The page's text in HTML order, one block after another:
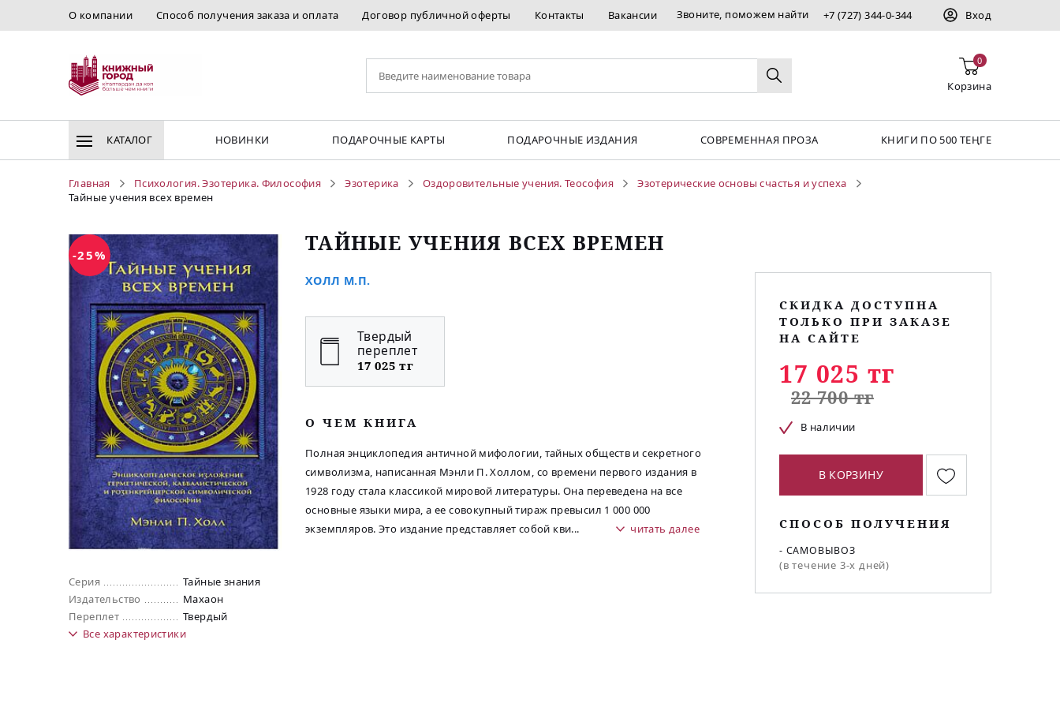
О компании Способ получения заказа и оплата Договор публичной оферты Контакты Вакансии Звоните, поможем найти +7 (727) 344-0-344 Вход
0
Корзина
КАТАЛОГ НОВИНКИ ПОДАРОЧНЫЕ КАРТЫ ПОДАРОЧНЫЕ ИЗДАНИЯ СОВРЕМЕННАЯ ПРОЗА КНИГИ ПО 500 ТЕҢГЕ
Главная Психология. Эзотерика. Философия Эзотерика Оздоровительные учения. Теософия
Эзотерические основы счастья и успеха
Тайные учения всех времен
-25%
Серия
Тайные знания
Издательство
Махаон
Переплет
Твердый
Все характеристики
ТАЙНЫЕ УЧЕНИЯ ВСЕХ ВРЕМЕН
ХОЛЛ М.П.
Твердый
переплет
17 025 тг
O ЧЕМ КНИГА
Полная энциклопедия античной мифологии, тайных обществ и секретного
символизма, написанная Мэнли П. Холлом, со времени первого издания в
1928 году стала классикой мировой литературы. Она переведена на все
основные языки мира, а ее совокупный тираж превысил 1 000 000
экземпляров. Это издание представляет собой кви... читать далее
СКИДКА ДОСТУПНА
ТОЛЬКО ПРИ ЗАКАЗЕ
НА САЙТЕ
17 025 тг
22 700 тг
В наличии
В КОРЗИНУ
СПОСОБ ПОЛУЧЕНИЯ
- САМОВЫВОЗ
(в течение 3-х дней)